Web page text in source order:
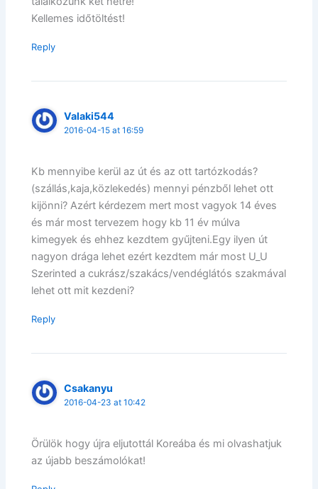
Kellemes időtöltést!
Reply
Valaki544
2016-04-15 at 16:59
Kb mennyibe kerül az út és az ott tartózkodás?
(szállás,kaja,közlekedés) mennyi pénzből lehet ott
kijönni? Azért kérdezem mert most vagyok 14 éves
és már most tervezem hogy kb 11 év múlva
kimegyek és ehhez kezdtem gyűjteni.Egy ilyen út
nagyon drága lehet ezért kezdtem már most U_U
Szerinted a cukrász/szakács/vendéglátós szakmával
lehet ott mit kezdeni?
Reply
Csakanyu
2016-04-23 at 10:42
Örülök hogy újra eljutottál Koreába és mi olvashatjuk
az újabb beszámolókat!